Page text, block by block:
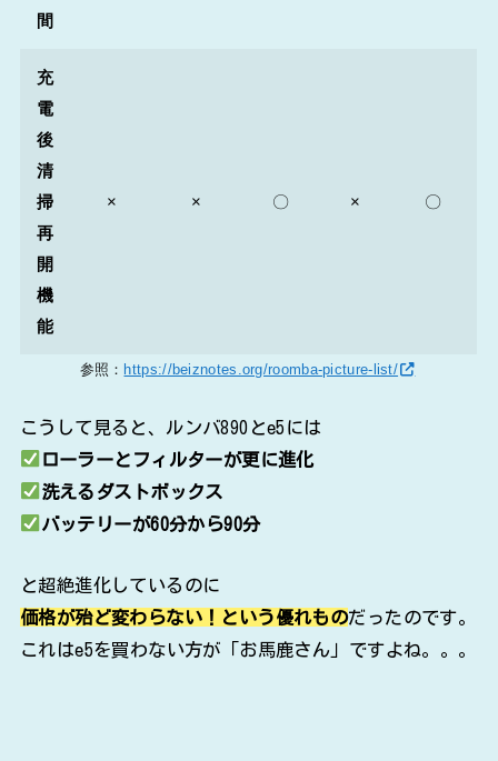
間
充
電
後
清
掃
再
開
機
能
× × 〇 × 〇
参照： https://beiznotes.org/roomba-picture-list/
こうして見ると、ルンバ890とe5には
ローラーとフィルターが更に進化
洗えるダストボックス
バッテリーが60分から90分
と超絶進化しているのに
価格が殆ど変わらない！という優れものだったのです。
これはe5を買わない方が「お馬鹿さん」ですよね。。。